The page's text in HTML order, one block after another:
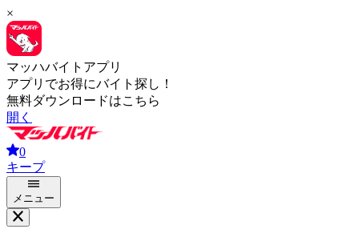
×
マッハバイトアプリ
アプリでお得にバイト探し！
無料ダウンロードはこちら
開く
0
キープ
メニュー